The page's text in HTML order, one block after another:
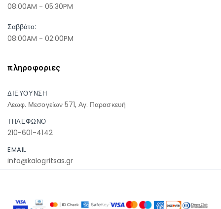
08:00AM - 05:30PM
Σαββάτο:
08:00AM - 02:00PM
πληροφοριες
ΔΙΕΥΘΥΝΣΗ
Λεωφ. Μεσογείων 571, Αγ. Παρασκευή
ΤΗΛΕΦΩΝΟ
210-601-4142
EMAIL
info@kalogritsas.gr